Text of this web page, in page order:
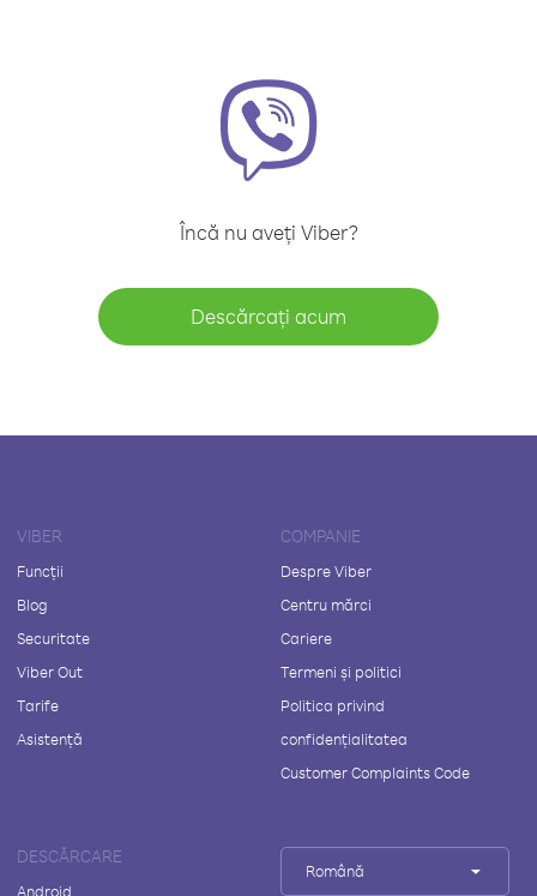
Încă nu aveți Viber?
Descărcați acum
VIBER
Funcții
Blog
Securitate
Viber Out
Tarife
Asistență
COMPANIE
Despre Viber
Centru mărci
Cariere
Termeni și politici
Politica privind
confidențialitatea
Customer Complaints Code
DESCĂRCARE
Android
Română